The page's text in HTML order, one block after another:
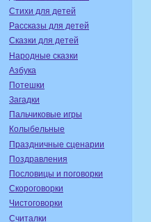
Стихи для детей
Рассказы для детей
Сказки для детей
Народные сказки
Азбука
Потешки
Загадки
Пальчиковые игры
Колыбельные
Праздничные сценарии
Поздравления
Пословицы и поговорки
Скороговорки
Чистоговорки
Считалки